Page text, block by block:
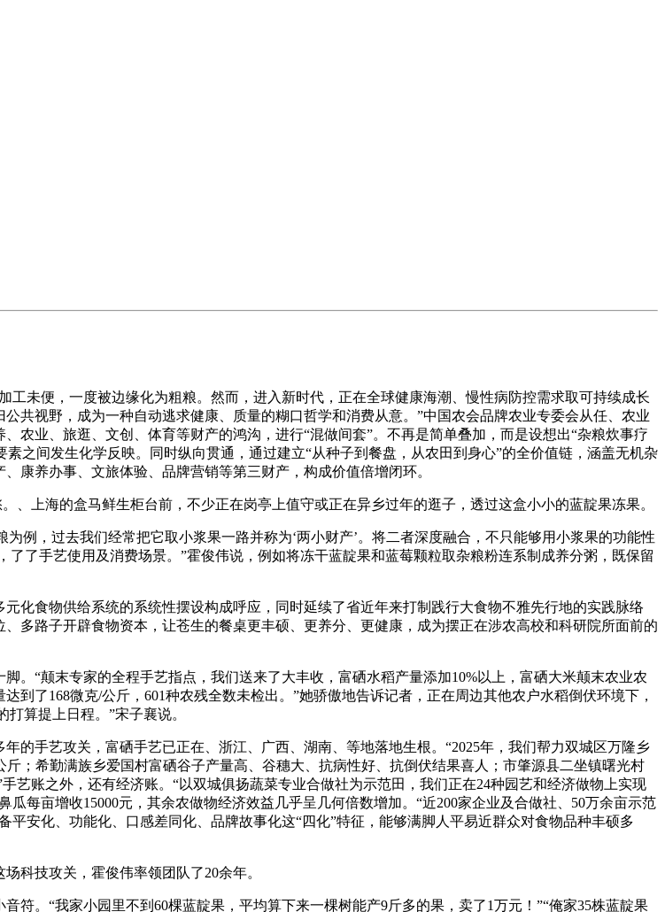
未便，一度被边缘化为粗粮。然而，进入新时代，正在全球健康海潮、慢性病防控需求取可持续成长
共视野，成为一种自动逃求健康、质量的糊口哲学和消费从意。”中国农会品牌农业专委会从任、农业
农业、旅逛、文创、体育等财产的鸿沟，进行“混做间套”。不再是简单叠加，而是设想出“杂粮炊事疗
之间发生化学反映。同时纵向贯通，通过建立“从种子到餐盘，从农田到身心”的全价值链，涵盖无机杂
康养办事、文旅体验、品牌营销等第三财产，构成价值倍增闭环。
上海的盒马鲜生柜台前，不少正在岗亭上值守或正在异乡过年的逛子，透过这盒小小的蓝靛果冻果。
，过去我们经常把它取小浆果一路并称为‘两小财产’。将二者深度融合，不只能够用小浆果的功能性
了手艺使用及消费场景。”霍俊伟说，例如将冻干蓝靛果和蓝莓颗粒取杂粮粉连系制成养分粥，既保留
食物供给系统的系统性摆设构成呼应，同时延续了省近年来打制践行大食物不雅先行地的实践脉络
路子开辟食物资本，让苍生的餐桌更丰硕、更养分、更健康，成为摆正在涉农高校和科研院所面前的
“颠末专家的全程手艺指点，我们送来了大丰收，富硒水稻产量添加10%以上，富硒大米颠末农业农
了168微克/公斤，601种农残全数未检出。”她骄傲地告诉记者，正在周边其他农户水稻倒伏环境下，
算提上日程。”宋子襄说。
手艺攻关，富硒手艺已正在、浙江、广西、湖南、等地落地生根。“2025年，我们帮力双城区万隆乡
；希勤满族乡爱国村富硒谷子产量高、谷穗大、抗病性好、抗倒伏结果喜人；市肇源县二坐镇曙光村
艺账之外，还有经济账。“以双城俱扬蔬菜专业合做社为示范田，我们正在24种园艺和经济做物上实现
每亩增收15000元，其余农做物经济效益几乎呈几何倍数增加。“近200家企业及合做社、50万余亩示范
安化、功能化、口感差同化、品牌故事化这“四化”特征，能够满脚人平易近群众对食物品种丰硕多
技攻关，霍俊伟率领团队了20余年。
。“我家小园里不到60棵蓝靛果，平均算下来一棵树能产9斤多的果，卖了1万元！”“俺家35株蓝靛果